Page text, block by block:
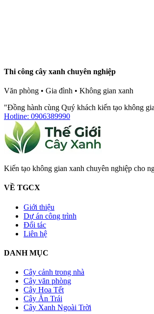
Thi công cây xanh chuyên nghiệp
Văn phòng • Gia đình • Không gian xanh
"Đồng hành cùng Quý khách kiến tạo không
Hotline: 0906389990
Kiến tạo không gian xanh chuyên nghiệp cho
VỀ TGCX
Giới thiệu
Dự án công trình
Đối tác
Liên hệ
DANH MỤC
Cây cảnh trong nhà
Cây văn phòng
Cây Hoa Tết
Cây Ăn Trái
Cây Xanh Ngoài Trời